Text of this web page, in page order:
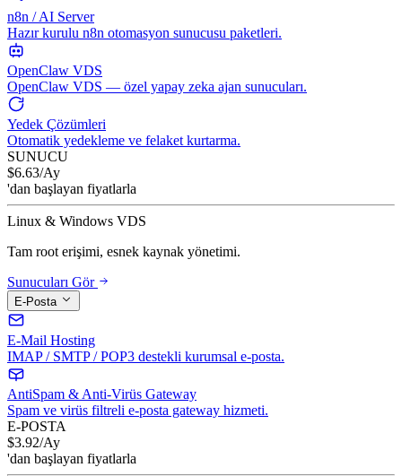
n8n / AI Server
Hazır kurulu n8n otomasyon sunucusu paketleri.
OpenClaw VDS
OpenClaw VDS — özel yapay zeka ajan sunucuları.
Yedek Çözümleri
Otomatik yedekleme ve felaket kurtarma.
SUNUCU
$6.63/Ay
'dan başlayan fiyatlarla
Linux & Windows VDS
Tam root erişimi, esnek kaynak yönetimi.
Sunucuları Gör
E-Posta
E-Mail Hosting
IMAP / SMTP / POP3 destekli kurumsal e-posta.
AntiSpam & Anti-Virüs Gateway
Spam ve virüs filtreli e-posta gateway hizmeti.
E-POSTA
$3.92/Ay
'dan başlayan fiyatlarla